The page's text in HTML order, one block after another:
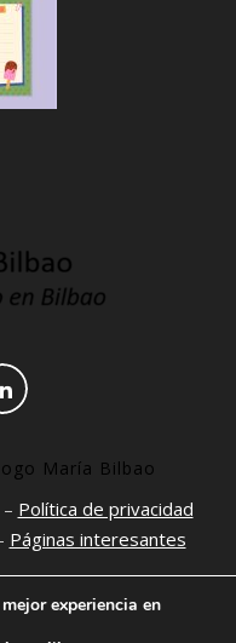
María Bilbao
– Política de privacidad
Páginas interesantes
experiencia en